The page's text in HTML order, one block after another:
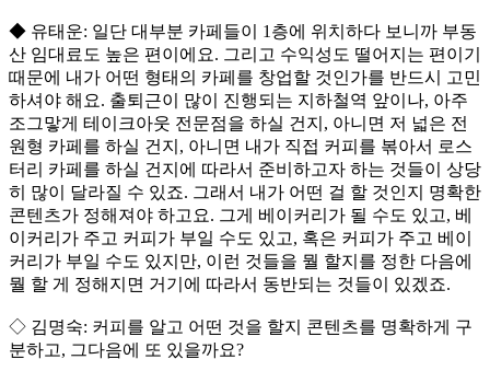
◆ 유태운: 일단 대부분 카페들이 1층에 위치하다 보니까 부동
산 임대료도 높은 편이에요. 그리고 수익성도 떨어지는 편이기
때문에 내가 어떤 형태의 카페를 창업할 것인가를 반드시 고민
하셔야 해요. 출퇴근이 많이 진행되는 지하철역 앞이나, 아주
조그맣게 테이크아웃 전문점을 하실 건지, 아니면 저 넓은 전
원형 카페를 하실 건지, 아니면 내가 직접 커피를 볶아서 로스
터리 카페를 하실 건지에 따라서 준비하고자 하는 것들이 상당
히 많이 달라질 수 있죠. 그래서 내가 어떤 걸 할 것인지 명확한
콘텐츠가 정해져야 하고요. 그게 베이커리가 될 수도 있고, 베
이커리가 주고 커피가 부일 수도 있고, 혹은 커피가 주고 베이
커리가 부일 수도 있지만, 이런 것들을 뭘 할지를 정한 다음에
뭘 할 게 정해지면 거기에 따라서 동반되는 것들이 있겠죠.
◇ 김명숙: 커피를 알고 어떤 것을 할지 콘텐츠를 명확하게 구
분하고, 그다음에 또 있을까요?